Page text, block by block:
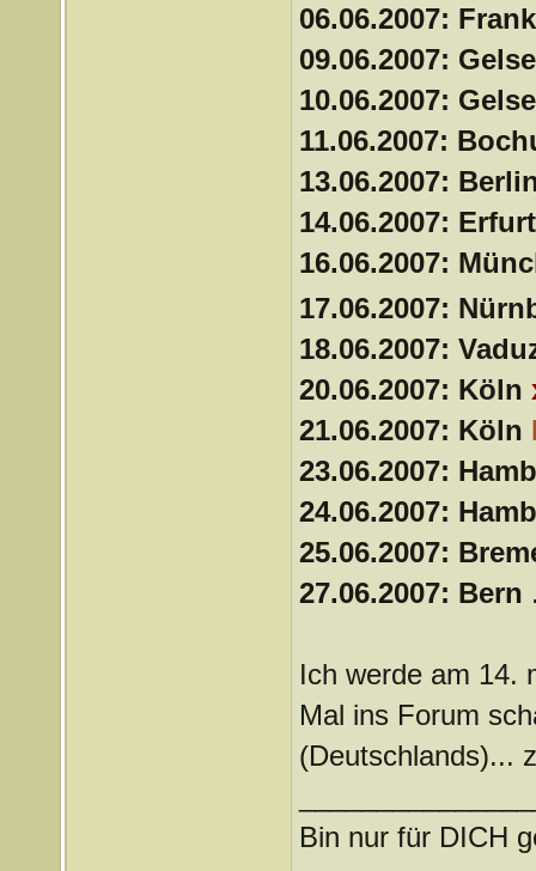
06.06.2007:
09.06.2007:
10.06.2007:
11.06.2007:
13.06.2007:
14.06.2007:
16.06.2007:
17.06.2007:
18.06.2007:
20.06.2007: Köln
21.06.2007: Köln
23.06.2007:
24.06.2007:
25.06.2007:
27.06.2007: Bern
Ich werde am 14.
Mal ins Forum
(Deutschlands)...
Bin nur für DICH